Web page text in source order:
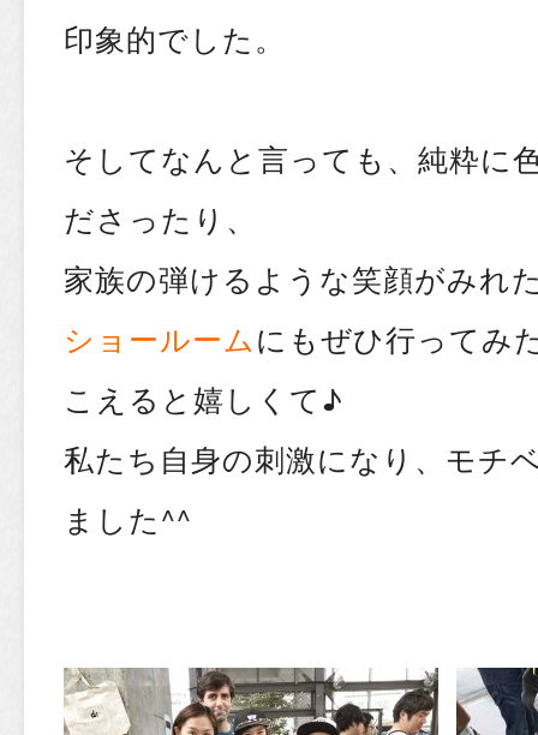
印象的でした。
そしてなんと言っても、純粋に
ださったり、
家族の弾けるような笑顔がみれ
ショールームにもぜひ行ってみ
こえると嬉しくて♪
私たち自身の刺激になり、モチ
ました^^